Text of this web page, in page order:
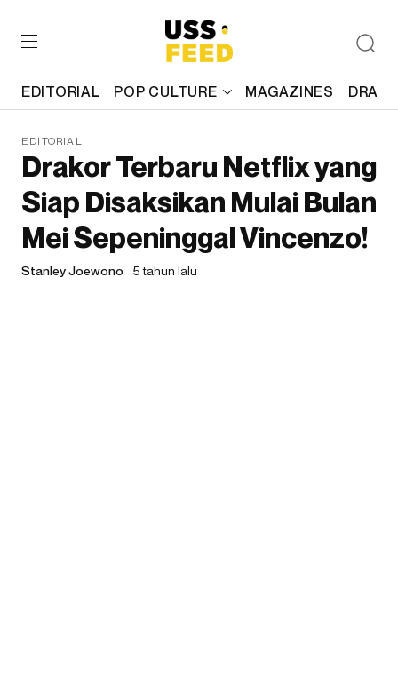
EDITORIAL POP CULTURE MAGAZINES
EDITORIAL
Drakor Terbaru Netflix yang
Siap Disaksikan Mulai Bulan
Mei Sepeninggal Vincenzo!
Stanley Joewono 5 tahun lalu